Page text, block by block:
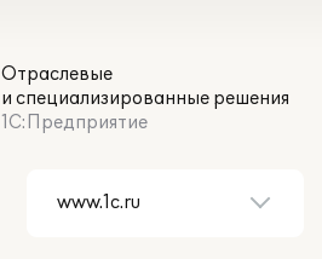
Отраслевые
и специализированные решения
1С:Предприятие